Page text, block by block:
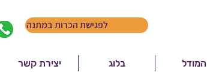
לפגישת הכרות במתנה
המודל בלוג יצירת קשר